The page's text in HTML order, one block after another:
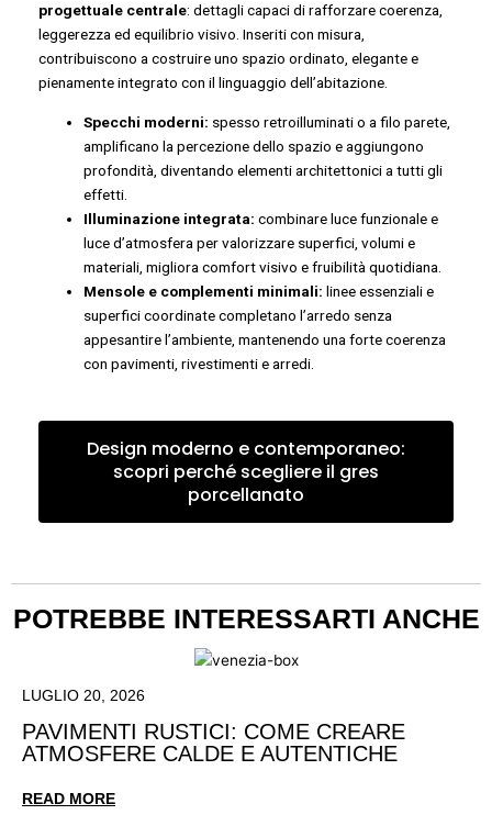
progettuale centrale: dettagli capaci di rafforzare coerenza,
leggerezza ed equilibrio visivo. Inseriti con misura,
contribuiscono a costruire uno spazio ordinato, elegante e
pienamente integrato con il linguaggio dell’abitazione.
Specchi moderni: spesso retroilluminati o a filo parete,
amplificano la percezione dello spazio e aggiungono
profondità, diventando elementi architettonici a tutti gli
effetti.
Illuminazione integrata: combinare luce funzionale e
luce d’atmosfera per valorizzare superfici, volumi e
materiali, migliora comfort visivo e fruibilità quotidiana.
Mensole e complementi minimali: linee essenziali e
superfici coordinate completano l’arredo senza
appesantire l’ambiente, mantenendo una forte coerenza
con pavimenti, rivestimenti e arredi.
Design moderno e contemporaneo:
scopri perché scegliere il gres
porcellanato
POTREBBE INTERESSARTI ANCHE
LUGLIO 20, 2026
PAVIMENTI RUSTICI: COME CREARE
ATMOSFERE CALDE E AUTENTICHE
READ MORE